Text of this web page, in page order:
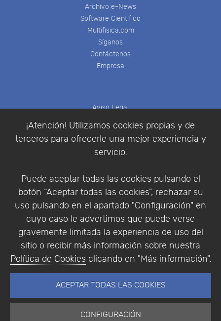
¡Atención! Utilizamos cookies propias y de
terceros para ofrecerle una mejor experiencia y
servicio.
Puede aceptar todas las cookies pulsando el
botón “Aceptar todas las cookies”, rechazar su
uso pulsando en el apartado "Configuración" en
cuyo caso le advertimos que puede verse
gravemente limitada la experiencia de uso del
sitio o recibir más información sobre nuestra
Política de Cookies clicando en "Más información".
ACEPTAR TODAS LAS COOKIES
CONFIGURACIÓN
Archivo e-News
Software Científico
Multifisica.com
Síganos
Contáctenos
Empresa
Aviso Legal
Política de Privacidad
Condiciones de compra
Identificarse
Empresa|Aviso Legal| Política de Privacidad |
Política de Cookies
© Copyright 1994 - 2026. Addlink Software
Científico, S.L.
Portugal.